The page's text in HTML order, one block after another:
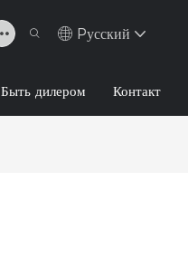
Pусский
Быть дилером Контакт